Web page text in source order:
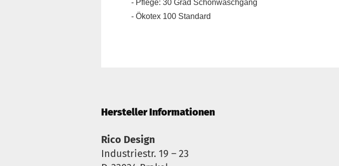
- Pflege: 30 Grad Schonwaschgang
- Ökotex 100 Standard
Hersteller Informationen
Rico Design
Industriestr. 19 – 23